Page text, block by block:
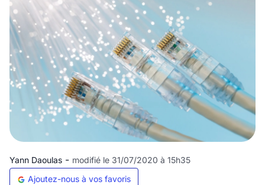
Yann Daoulas - modifié le 31/07/2020 à 15h35
Ajoutez-nous à vos favoris